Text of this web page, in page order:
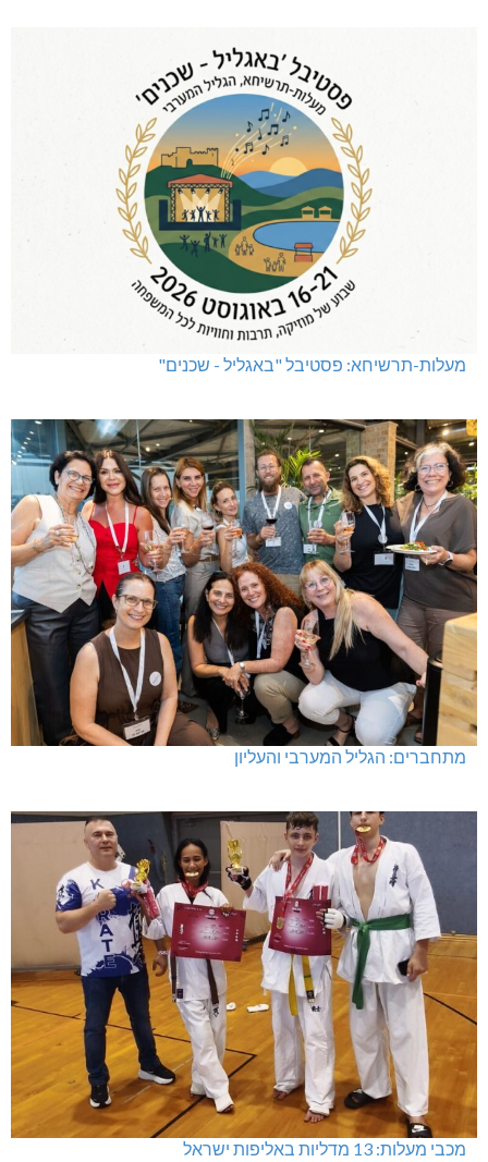
שריפת חורש ופסולת באזור אבן מנחם
מעלות-תרשיחא: פסטיבל "באגליל - שכנים"